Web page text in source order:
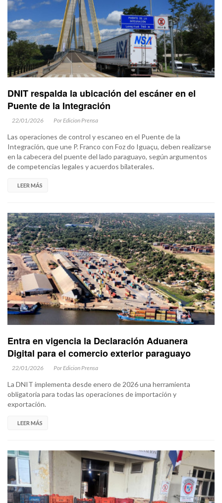
DNIT respalda la ubicación del escáner en el
Puente de la Integración
22/01/2026 Por Edicion Prensa
Las operaciones de control y escaneo en el Puente de la
Integración, que une P. Franco con Foz do Iguaçu, deben realizarse
en la cabecera del puente del lado paraguayo, según argumentos
de competencias legales y acuerdos bilaterales.
LEER MÁS
Entra en vigencia la Declaración Aduanera
Digital para el comercio exterior paraguayo
22/01/2026 Por Edicion Prensa
La DNIT implementa desde enero de 2026 una herramienta
obligatoria para todas las operaciones de importación y
exportación.
LEER MÁS